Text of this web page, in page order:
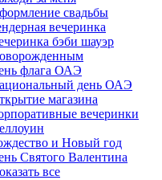
свадьбы
вечеринка
бэби шауэр
флага ОАЭ
день ОАЭ
магазина
вечеринки
и Новый год
Святого Валентина
все